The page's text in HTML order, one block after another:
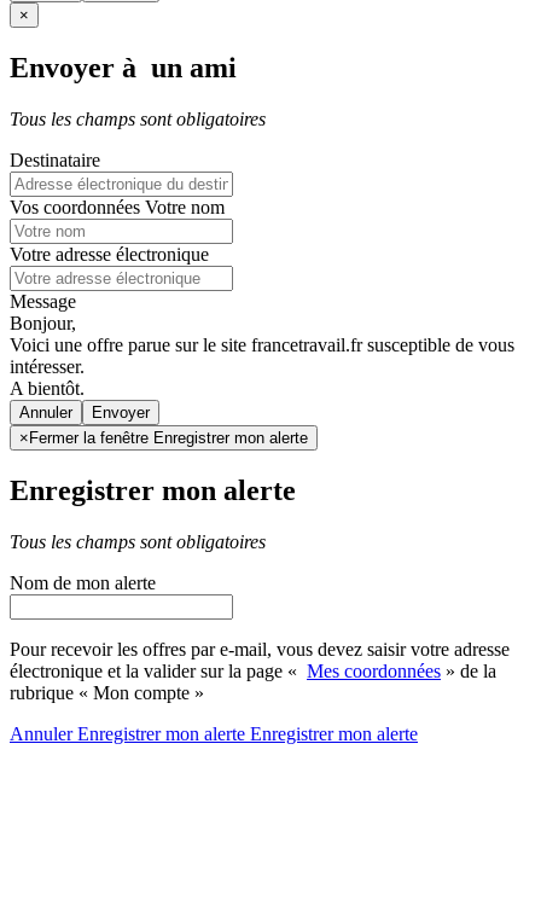
×
Envoyer à un ami
Tous les champs sont obligatoires
Destinataire
Vos coordonnées Votre nom
Votre adresse électronique
Message
Bonjour,
Voici une offre parue sur le site francetravail.fr susceptible de vous
intéresser.
A bientôt.
Annuler
× Fermer la fenêtre Enregistrer mon alerte
Enregistrer mon alerte
Tous les champs sont obligatoires
Nom de mon alerte
Pour recevoir les offres par e-mail, vous devez saisir votre adresse
électronique et la valider sur la page « Mes coordonnées » de la
rubrique « Mon compte »
AnnulerEnregistrer mon alerte Enregistrermon alerte